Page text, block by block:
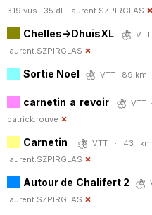
319 vus · 35 dl · laurent.SZPIRGLAS
Chelles->DhuisXL
laurent.SZPIRGLAS
Sortie Noel VTT · 89 km
carnetin a revoir
VTT
patrick.rouve
Carnetin
VTT · 43
laurent.SZPIRGLAS
Autour de Chalifert 2
laurent.SZPIRGLAS